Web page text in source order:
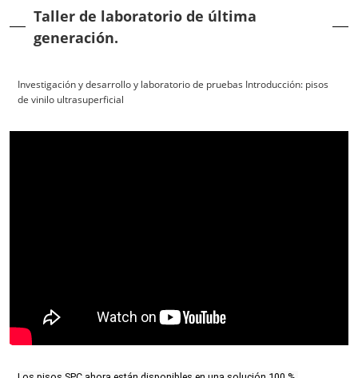
Taller de laboratorio de última
generación.
Investigación y desarrollo y laboratorio de pruebas Introducción: pisos
de vinilo ultrasuperficial